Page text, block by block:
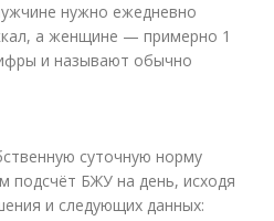
нужно ежедневно
а женщине — примерно 1
и называют обычно
суточную норму
подсчёт БЖУ на день, исходя
и следующих данных: